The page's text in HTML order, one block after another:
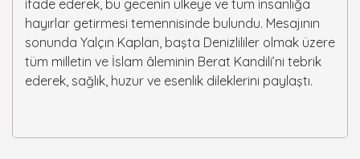
ifade ederek, bu gecenin ülkeye ve tüm insanlığa
hayırlar getirmesi temennisinde bulundu. Mesajının
sonunda Yalçın Kaplan, başta Denizlililer olmak üzere
tüm milletin ve İslam âleminin Berat Kandili’ni tebrik
ederek, sağlık, huzur ve esenlik dileklerini paylaştı.